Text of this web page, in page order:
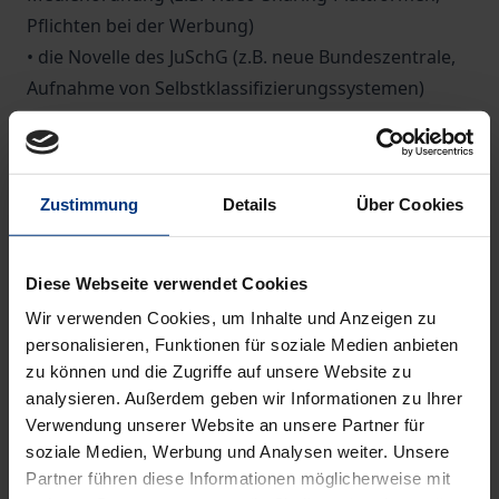
Zustimmung Details Über Cookies
Diese Webseite verwendet Cookies
Wir verwenden Cookies, um Inhalte und Anzeigen zu
personalisieren, Funktionen für soziale Medien anbieten
zu können und die Zugriffe auf unsere Website zu
analysieren. Außerdem geben wir Informationen zu Ihrer
Verwendung unserer Website an unsere Partner für
soziale Medien, Werbung und Analysen weiter. Unsere
Partner führen diese Informationen möglicherweise mit
Pflichten bei der Werbung)
• die Novelle des JuSchG (z.B. neue Bundeszentrale,
Aufnahme von Selbstklassifizierungssystemen)
• das 60. Strafrechtsänderungsgesetz (z.B.
Modernisierung des strafrechtlichen
Schriftenbegriffs).
Der NomosKommentar zum JMStV – ein
unverzichtbares Arbeitsmittel
Für Anwender und Entscheider in den
Landesmedienanstalten, Einrichtungen der
Freiwilligen Selbstkontrolle, Jugendbehörden und
Jugendministerien, Strafverfolgungsbehörden,
Gerichten, Wissenschaftler und Rechtsanwälte,
Justiziare und Jugendschutzbeauftragte in der
Beratung von Telemedienanbietern, Anbietern von